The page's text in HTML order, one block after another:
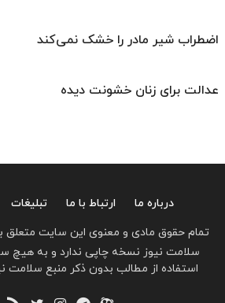
اضطراب شیر مادر را خشک نمی‌کند
عدالت برای زنان خشونت دیده
درباره ما ارتباط با ما تبلیغات
تمام حقوق مادی و معنوی این سایت متعلق
سلامت نیوز نسخه چاپی ندارد و به هیچ
استفاده از مطالب بدون ذکر منبع سلامت